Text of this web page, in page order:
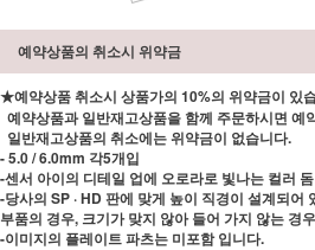
예약상품의 취소시 위약금
★예약상품 취소시 상품가의 10%의 위약금이 있
예약상품과 일반재고상품을 함께 주문하시면 예
일반재고상품의 취소에는 위약금이 없습니다.
- 5.0 / 6.0mm 각5개입
-센서 아이의 디테일 업에 오로라로 빛나는 컬러 돔
-당사의 SP · HD 판에 맞게 높이 직경이 설계되어
부품의 경우, 크기가 맞지 않아 들어 가지 않는 경
-이미지의 플레이트 파츠는 미포함 입니다.